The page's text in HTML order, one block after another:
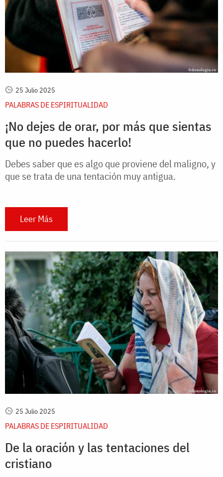
25 Julio 2025
PALABRAS DE ESPIRITUALIDAD
¡No dejes de orar, por más que sientas
que no puedes hacerlo!
Debes saber que es algo que proviene del maligno, y
que se trata de una tentación muy antigua.
Leer Más
25 Julio 2025
PALABRAS DE ESPIRITUALIDAD
De la oración y las tentaciones del
cristiano